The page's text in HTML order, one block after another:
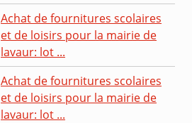
Achat de fournitures scolaires
et de loisirs pour la mairie de
lavaur: lot ...
Achat de fournitures scolaires
et de loisirs pour la mairie de
lavaur: lot ...